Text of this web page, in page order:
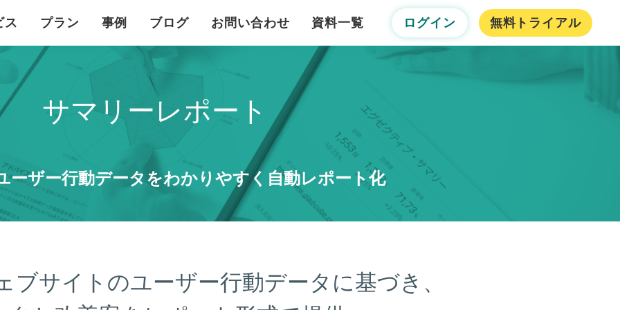
サマリーレポート
ーザー行動データをわかりやすく自動レポート化
ブサイトのユーザー行動データに基づき、
ス プラン 事例 ブログ お問い合わせ 資料一覧 ログイン 無料トライアル